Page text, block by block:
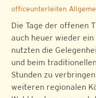
officeunterleiten
Die Tage der offenen
auch heuer wieder
nutzten die
und beim
Stunden zu
weiteren regionalen